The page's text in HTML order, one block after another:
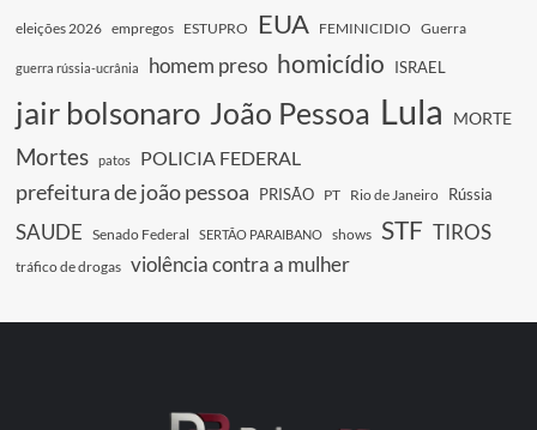
eleições 2026 empregos ESTUPRO EUA FEMINICIDIO Guerra
guerra rússia-ucrânia homem preso homicídio ISRAEL
jair bolsonaro João Pessoa Lula MORTE
Mortes patos POLICIA FEDERAL
prefeitura de joão pessoa PRISÃO PT Rio de Janeiro Rússia
SAUDE Senado Federal SERTÃO PARAIBANO shows STF TIROS
tráfico de drogas violência contra a mulher